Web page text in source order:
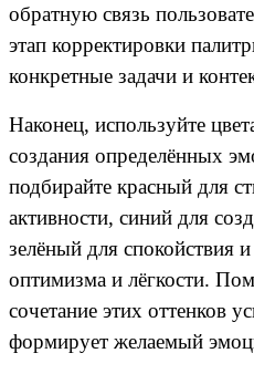
обратную связь
этап корректировки
конкретные задачи и
Наконец, используйте
создания определённых
подбирайте красный для
активности, синий для
зелёный для спокойствия
оптимизма и лёгкости.
сочетание этих оттенков
формирует желаемый